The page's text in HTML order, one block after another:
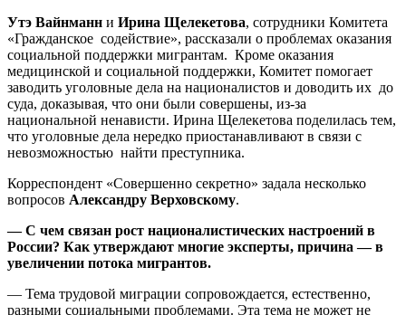
Утэ Вайнманн и Ирина Щелекетова, сотрудники Комитета
«Гражданское содействие», рассказали о проблемах оказания
социальной поддержки мигрантам. Кроме оказания
медицинской и социальной поддержки, Комитет помогает
заводить уголовные дела на националистов и доводить их до
суда, доказывая, что они были совершены, из-за
национальной ненависти. Ирина Щелекетова поделилась тем,
что уголовные дела нередко приостанавливают в связи с
невозможностью найти преступника.
Корреспондент «Совершенно секретно» задала несколько
вопросов Александру Верховскому.
— С чем связан рост националистических настроений в
России? Как утверждают многие эксперты, причина — в
увеличении потока мигрантов.
— Тема трудовой миграции сопровождается, естественно,
разными социальными проблемами. Эта тема не может не